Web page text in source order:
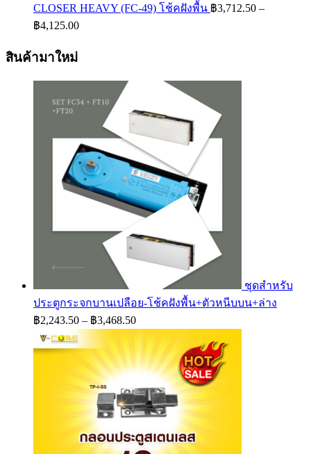
CLOSER HEAVY (FC-49) โช้คฝังพื้น ฿3,712.50 –
฿4,125.00Price
฿4,125.00
สินค้ามาใหม่
ชุดสำหรับ
ประตูกระจกบานเปลือย-โช้คฝังพื้น+ตัวหนีบบน+ล่าง
฿2,243.50 – ฿3,468.50Price
range:
฿2,243.50
through
฿3,468.50